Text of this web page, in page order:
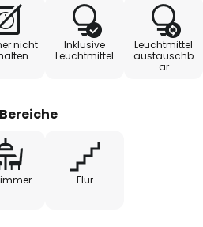
nach unten abgestrahlt wird.
nicht
Inklusive
Leuchtmittel
Leuchtmittel
austauschb
ar
Flur